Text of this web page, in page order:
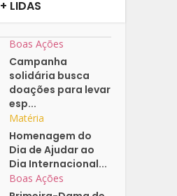
+ LIDAS
Boas Ações
Campanha
solidária busca
doações para levar
esp...
Matéria
Homenagem do
Dia de Ajudar ao
Dia Internacional...
Boas Ações